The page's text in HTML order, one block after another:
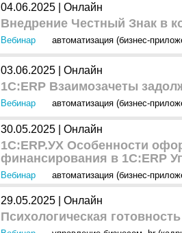
04.06.2025 | Онлайн
Внедрение Честный Знак в
Вебинар автоматизация (бизнес-
03.06.2025 | Онлайн
1С:ERP Взаимозачеты
Вебинар автоматизация (бизнес-
30.05.2025 | Онлайн
1С:ERP.УХ Особенности
финансирования в 1C:ERP
Вебинар автоматизация (бизнес-
29.05.2025 | Онлайн
Психологическая